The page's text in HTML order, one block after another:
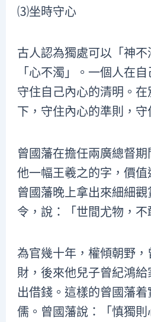
⑶坐時守心
古人認為獨處可以「神
「心不濁」。一個人在
守住自己內心的清明。
下，守住內心的準則，守
曾國藩在擔任兩廣總督
他一幅王羲之的字，價值
曾國藩晚上拿出來細細
令，說：「世間尤物，不
為官幾十年，權傾朝野
財，後來他兒子曾紀鴻
出借錢。這樣的曾國藩
儒。曾國藩說：「慎獨則